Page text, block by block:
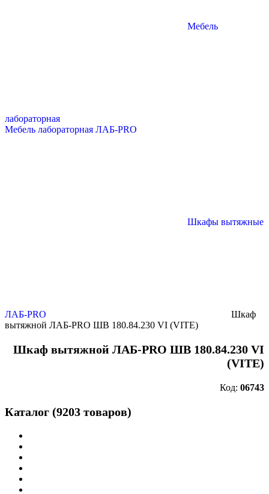
Мебель
лабораторная
Мебель лабораторная ЛАБ-PRO
Шкафы вытяжные
ЛАБ-PRO
Шкаф
вытяжной ЛАБ-PRO ШВ 180.84.230 VI (VITE)
Шкаф вытяжной ЛАБ-PRO ШВ 180.84.230 VI
(VITE)
Код: 06743
Каталог (9203 товаров)